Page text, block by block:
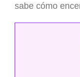
sabe cómo